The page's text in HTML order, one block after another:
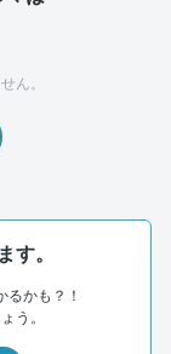
ん。
。
かも？！
う。